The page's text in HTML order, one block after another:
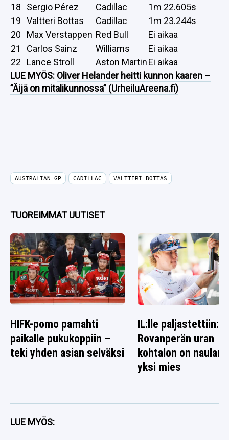
18 Sergio Pérez Cadillac
1m 22.605s
19 Valtteri Bottas Cadillac
1m 23.244s
20
Max Verstappen Red Bull
Ei aikaa
21
Carlos Sainz Williams
Ei aikaa
22
Lance Stroll Aston MartinEi aikaa
LUE MYÖS: Oliver Helander heitti kunnon kaaren –
”Äijä on mitalikunnossa” (UrheiluAreena.fi)
AUSTRALIAN GP CADILLAC VALTTERI BOTTAS
TUOREIMMAT UUTISET
HIFK-pomo pamahti
paikalle pukukoppiin –
teki yhden asian selväksi
IL:lle paljastettiin:
Rovanperän uran
kohtalon on
yksi mies
LUE MYÖS: